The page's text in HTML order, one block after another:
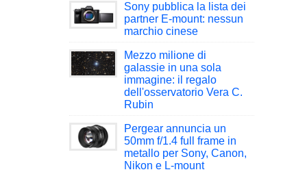
Sony pubblica la lista dei
partner E-mount: nessun
marchio cinese
Mezzo milione di
galassie in una sola
immagine: il regalo
dell'osservatorio Vera C.
Rubin
Pergear annuncia un
50mm f/1.4 full frame in
metallo per Sony, Canon,
Nikon e L-mount